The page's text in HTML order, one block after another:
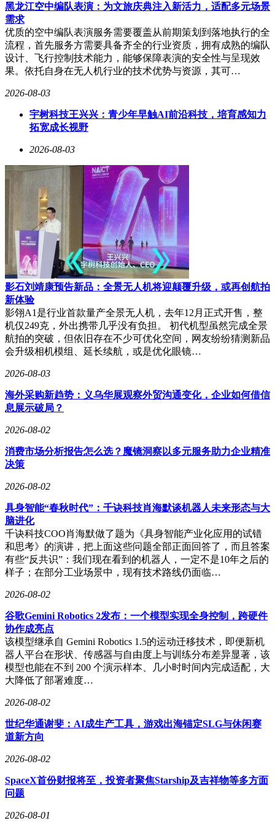
黑龙江空中编队表演：为文旅庆典注入新活力，适配多元场景
需求
优质的空中编队表演服务需要覆盖从前期策划到落地执行的全
流程，首先服务方需要具备齐全的行业资质，拥有成熟的编队
设计、飞行控制技术能力，能够保障表演的安全性与呈现效
果。依托自身在无人机行业的技术优势与资源，其可…
2026-08-03
宇树科技王兴兴：青少年早触AI前沿科技，培育感知力
拓宽成长视野
2026-08-03
影石刘靖康预告新品：全景无人机将迎颠覆升级，或再创航拍
新体验
影翎A1是行业首款量产全景无人机，去年12月正式开售，整
机仅249克，外出携带几乎没有负担。 初代机型虽然完成全景
航拍的突破，但依旧存在不少可优化空间，网友纷纷猜测新品
会升级相机模组、延长续航，或是优化眼镜…
2026-08-03
海外采购新趋势：义乌华展观察外贸沟通变化，企业如何借信
息展示破局？
2026-08-02
消费市场分析报告怎么选？魔镜洞察以多元服务助力企业精准
决策
2026-08-02
具身智能“春秋时代”：千诀科技肖海默谈机器人未来形态与大
脑进化
千诀科技COO肖海默做了题为《具身智能产业化应用的试错
和思考》的演讲，把上面这些问题全部正面回答了，而且答案
有些“反共识”：我们现在看到的机器人，一定不是10年之后的
样子；在部分工业场景中，现有技术路线仍面临…
2026-08-02
谷歌Gemini Robotics 2发布：一个模型实现全身控制，跨硬件
协作成亮点
该模型继承自 Gemini Robotics 1.5的运动迁移技术，即便新机
器人平台在形状、传感器与自由度上与训练分布差异显著，该
模型也能在不到 200 个演示样本、几小时时间内完成适配，大
大降低了部署难度…
2026-08-02
世纪华通谢斐：AI成生产工具，游戏出海锚定SLG与休闲赛
道新方向
2026-08-02
SpaceX首份财报将至，投资者聚焦Starship及吉祥物等多方面
问题
2026-08-01